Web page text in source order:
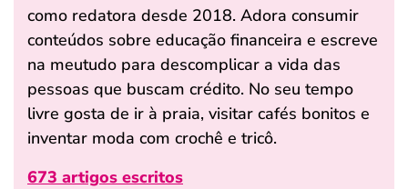
como redatora desde 2018. Adora consumir
conteúdos sobre educação financeira e escreve
na meutudo para descomplicar a vida das
pessoas que buscam crédito. No seu tempo
livre gosta de ir à praia, visitar cafés bonitos e
inventar moda com crochê e tricô.
673 artigos escritos